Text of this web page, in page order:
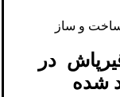
در
شده